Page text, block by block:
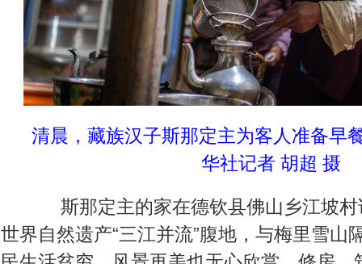
清晨，藏族汉子斯那定主为客人准备早
华社记者 胡超 摄
斯那定主的家在德钦县佛山乡江坡村
世界自然遗产“三江并流”腹地，与梅里雪山